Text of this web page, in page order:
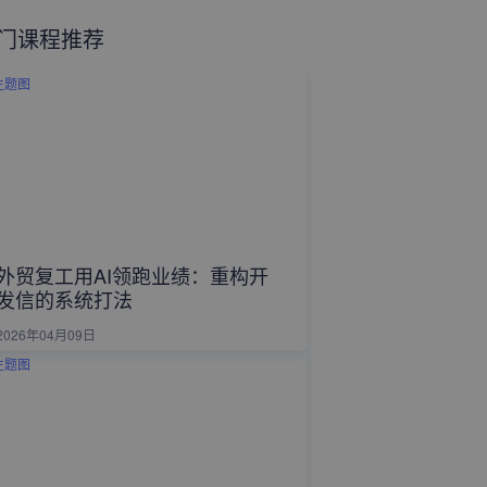
课程推荐
贸复工用AI领跑业绩：重构开
信的系统打法
年04月09日